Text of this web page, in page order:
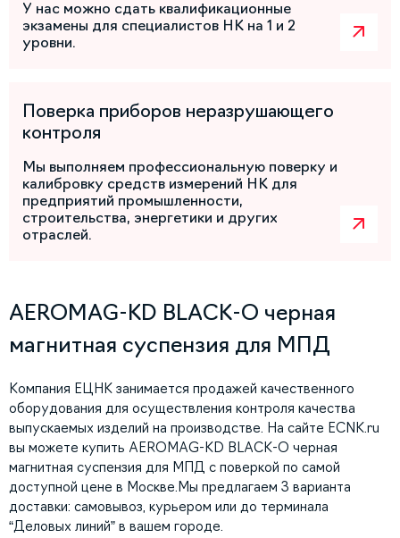
У нас можно сдать квалификационные
экзамены для специалистов НК на 1 и 2
уровни.
Поверка приборов неразрушающего
контроля
Мы выполняем профессиональную поверку и
калибровку средств измерений НК для
предприятий промышленности,
строительства, энергетики и других
отраслей.
AEROMAG-KD BLACK-O черная
магнитная суспензия для МПД
Компания ЕЦНК занимается продажей качественного
оборудования для осуществления контроля качества
выпускаемых изделий на производстве. На сайте ECNK.ru
вы можете купить AEROMAG-KD BLACK-O черная
магнитная суспензия для МПД с поверкой по самой
доступной цене в Москве.Мы предлагаем 3 варианта
доставки: самовывоз, курьером или до терминала
“Деловых линий” в вашем городе.